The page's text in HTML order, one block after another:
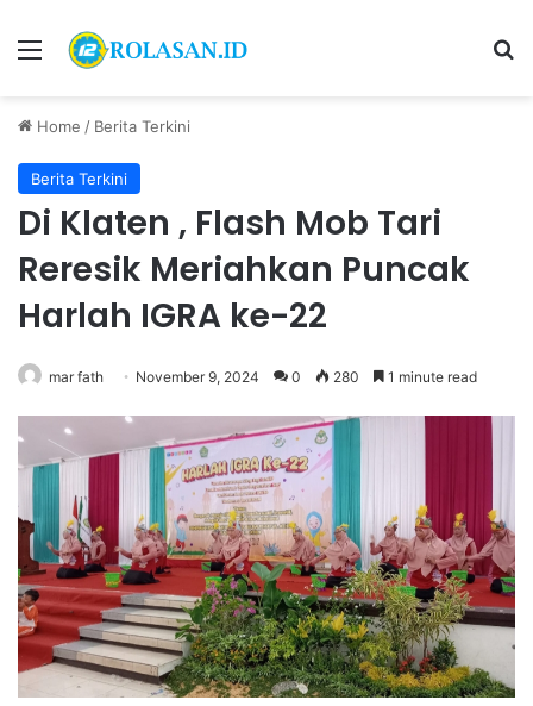
Menu
Home / Berita Terkini
Berita Terkini
Di Klaten , Flash Mob Tari
Reresik Meriahkan Puncak
Harlah IGRA ke-22
mar fath November 9, 2024 0 280 1 minute read